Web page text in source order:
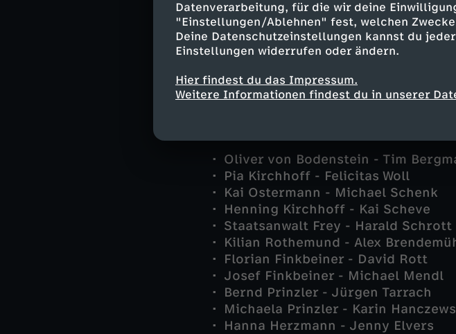
Datenverarbeitung, für die wir deine
"Einstellungen/Ablehnen" fest, welchen
Deine Datenschutzeinstellungen kannst du
Einstellungen widerrufen oder ändern.
Hier findest du das Impressum.
Weitere Informationen findest du in unserer
Schon bald müssen Pia Kirchhoff
das Netzwerk dieses Verbrecherrings
reicht - und dass der Einfluss dieser
Oliver von Bodenstein - Tim
Pia Kirchhoff - Felicitas Woll
Kai Ostermann - Michael Schenk
Henning Kirchhoff - Kai Scheve
Staatsanwalt Frey - Harald Schrott
Kilian Rothemund - Alex
Florian Finkbeiner - David Rott
Josef Finkbeiner - Michael Mendl
Bernd Prinzler - Jürgen Tarrach
Michaela Prinzler - Karin
Hanna Herzmann - Jenny Elvers